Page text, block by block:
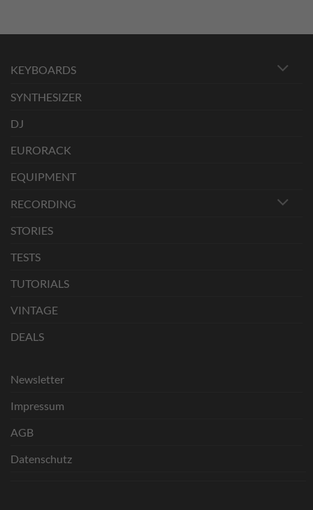
KEYBOARDS
SYNTHESIZER
DJ
EURORACK
EQUIPMENT
RECORDING
STORIES
TESTS
TUTORIALS
VINTAGE
DEALS
Newsletter
Impressum
AGB
Datenschutz